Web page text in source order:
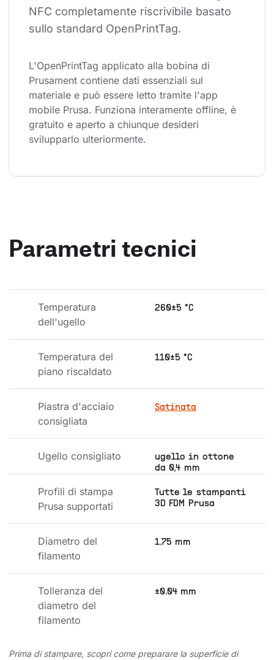
NFC completamente riscrivibile basato
sullo standard OpenPrintTag.
L'OpenPrintTag applicato alla bobina di
Prusament contiene dati essenziali sul
materiale e può essere letto tramite l'app
mobile Prusa. Funziona interamente offline, è
gratuito e aperto a chiunque desideri
svilupparlo ulteriormente.
Parametri tecnici
Temperatura
dell'ugello
260±5 °C
Temperatura del
piano riscaldato
110±5 °C
Piastra d'acciaio
consigliata
Satinata
Ugello consigliato
ugello in ottone
da 0,4 mm
Profili di stampa
Prusa supportati
Tutte le stampanti
3D FDM Prusa
Diametro del
filamento
1.75 mm
Tolleranza del
diametro del
filamento
±0.04 mm
Prima di stampare, scopri come preparare la superficie di